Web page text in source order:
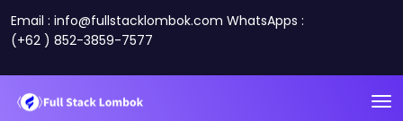
Email : info@fullstacklombok.com WhatsApps :
(+62 ) 852-3859-7577